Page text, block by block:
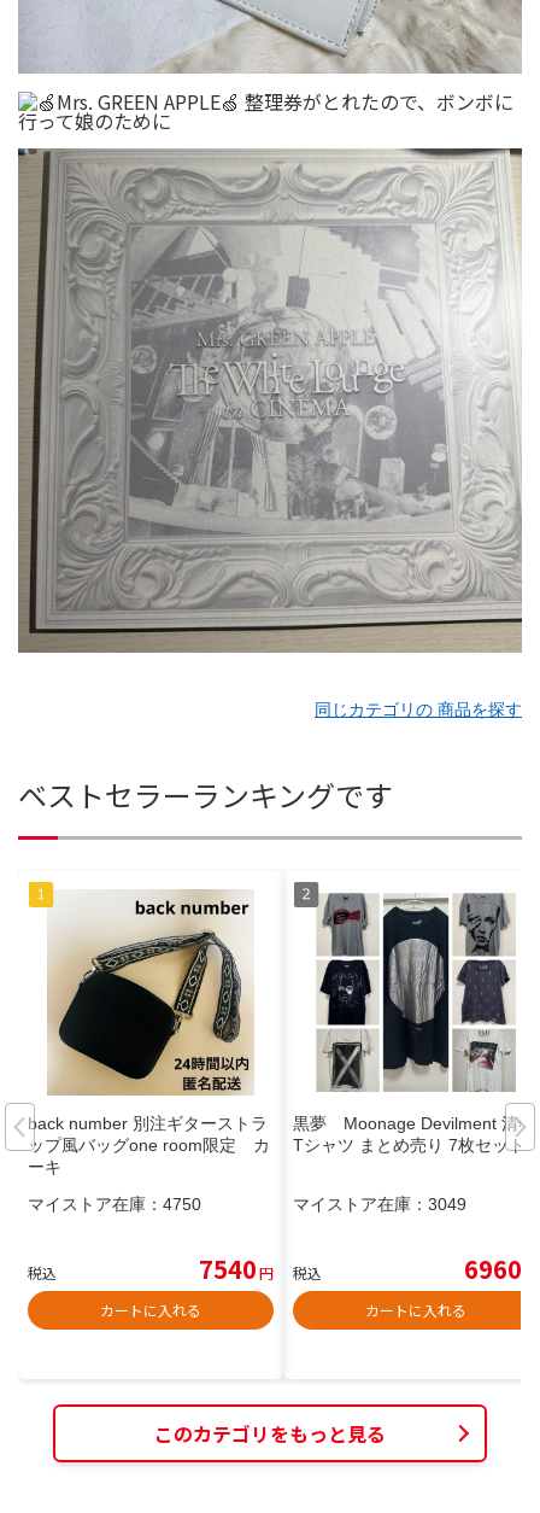
同じカテゴリの 商品を探す
ベストセラーランキングです
back number 別注ギターストラ
ップ風バッグone room限定 カ
ーキ
マイストア在庫： 4750
税込 7540円
カートに入れる
黒夢 Moonage Devilment 清春
Tシャツ まとめ売り 7枚セット
マイストア在庫： 3049
税込 6960
カートに入れる
このカテゴリをもっと見る